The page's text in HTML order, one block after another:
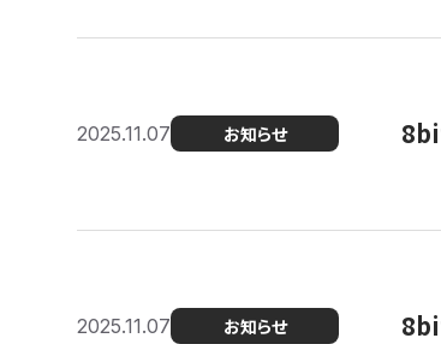
2025.11.07 お知らせ
2025.11.07 お知らせ